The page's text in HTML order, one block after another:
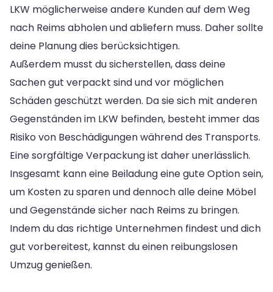
LKW möglicherweise andere Kunden auf dem Weg
nach Reims abholen und abliefern muss. Daher sollte
deine Planung dies berücksichtigen.
Außerdem musst du sicherstellen, dass deine
Sachen gut verpackt sind und vor möglichen
Schäden geschützt werden. Da sie sich mit anderen
Gegenständen im LKW befinden, besteht immer das
Risiko von Beschädigungen während des Transports.
Eine sorgfältige Verpackung ist daher unerlässlich.
Insgesamt kann eine Beiladung eine gute Option sein,
um Kosten zu sparen und dennoch alle deine Möbel
und Gegenstände sicher nach Reims zu bringen.
Indem du das richtige Unternehmen findest und dich
gut vorbereitest, kannst du einen reibungslosen
Umzug genießen.